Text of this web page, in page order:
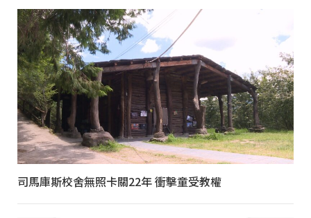
司馬庫斯校舍無照卡關22年 衝擊童受教權